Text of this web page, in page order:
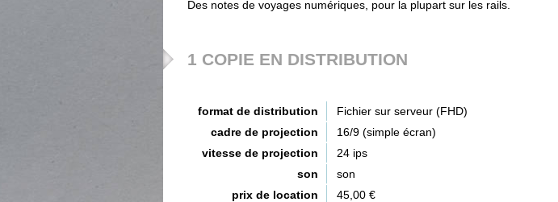
Des notes de voyages numériques, pour la plupart sur les rails.
1 COPIE EN DISTRIBUTION
format de distribution
Fichier sur serveur (FHD)
cadre de projection
16/9 (simple écran)
vitesse de projection
24 ips
son
son
prix de location
45,00 €